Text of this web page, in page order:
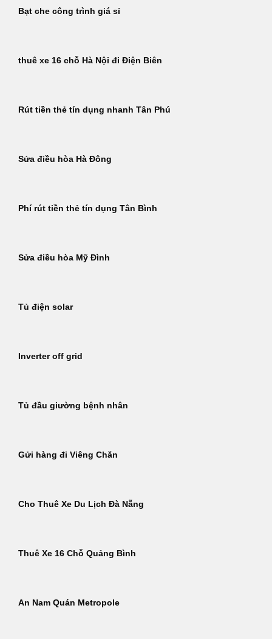
Bạt che công trình giá sỉ
thuê xe 16 chỗ Hà Nội đi Điện Biên
Rút tiền thẻ tín dụng nhanh Tân Phú
Sửa điều hòa Hà Đông
Phí rút tiền thẻ tín dụng Tân Bình
Sửa điều hòa Mỹ Đình
Tủ điện solar
Inverter off grid
Tủ đầu giường bệnh nhân
Gửi hàng đi Viêng Chăn
Cho Thuê Xe Du Lịch Đà Nẵng
Thuê Xe 16 Chỗ Quảng Bình
An Nam Quán Metropole